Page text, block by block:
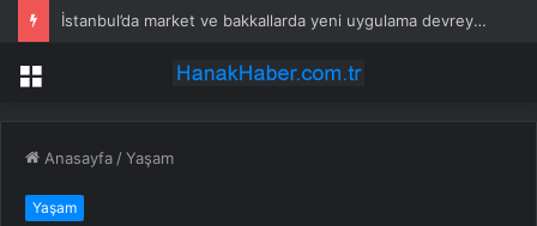
İstanbul’da market ve bakkallarda yeni uygulama devreye girdi
Menü
Anasayfa /Yaşam
Yaşam